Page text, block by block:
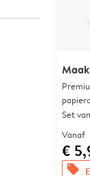
Set
Vanaf
€
offers